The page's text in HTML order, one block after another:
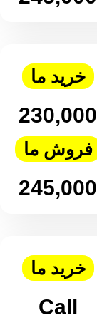
خرید ما
230,000
فروش ما
245,000
خرید ما
Call